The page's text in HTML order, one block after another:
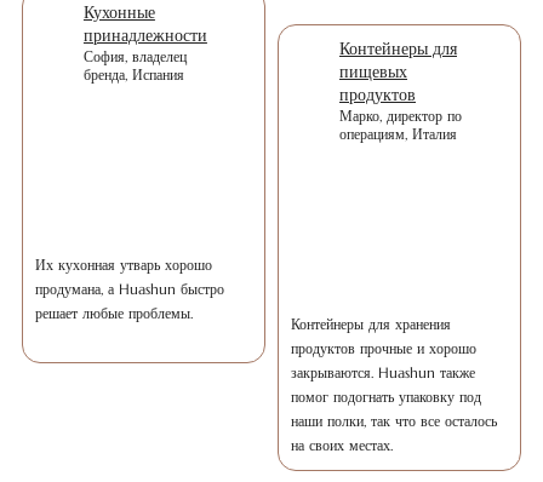
Кухонные
принадлежности
София, владелец
бренда, Испания
Их кухонная утварь хорошо
продумана, а Huashun быстро
решает любые проблемы.
Контейнеры для
пищевых
продуктов
Марко, директор по
операциям, Италия
Контейнеры для хранения
продуктов прочные и хорошо
закрываются. Huashun также
помог подогнать упаковку под
наши полки, так что все осталось
на своих местах.